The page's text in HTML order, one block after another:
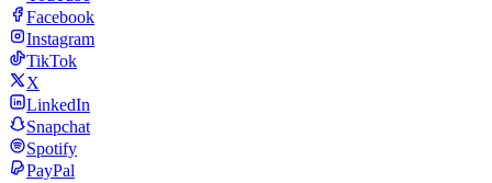
Facebook
Instagram
TikTok
X
LinkedIn
Snapchat
Spotify
PayPal